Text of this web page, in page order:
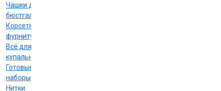
Чашки для
бюстгальтеров
Корсетная
фурнитура
Всё для
купальников
Готовые
наборы
Нитки